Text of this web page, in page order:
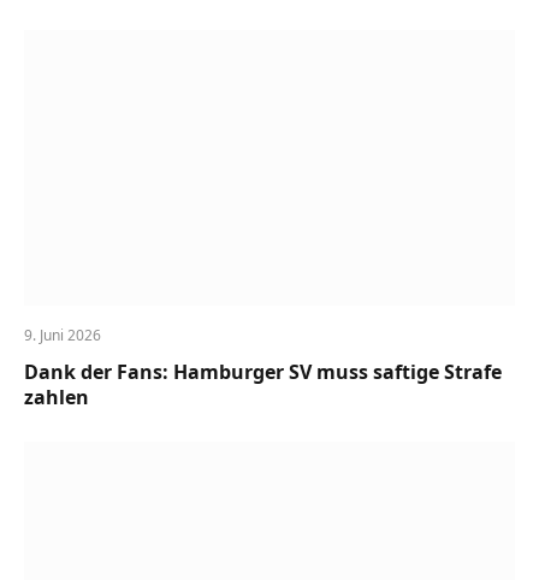
9. Juni 2026
Dank der Fans: Hamburger SV muss saftige Strafe
zahlen